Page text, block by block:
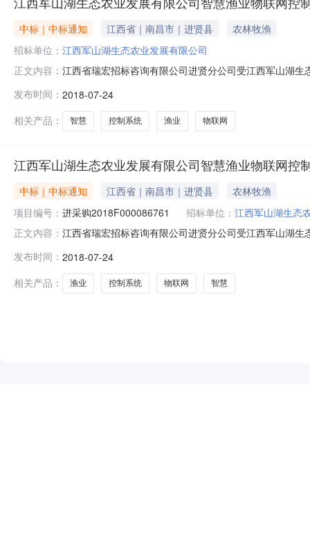
中标｜中标通知 江西省｜南昌市｜进贤县
农林牧渔
招标单位： 江西军山湖生态农业发展有限公司
正文内容： 江西省瑞宏招标咨询有限公司进贤分公司受江西军山湖
县公共资源交易中心负一楼2号开标室举行。经磋商小组
2018F000
发布时间： 2018-07-24
相关产品：
智慧 控制系统 渔业 物联网
江西军山湖生态农业发展有限公司智慧渔业物联网控
中标｜中标通知 江西省｜南昌市｜进贤县
农林牧渔
项目编号： 进采购2018F000086761 招标单位： 江西军山湖生态
正文内容： 江西省瑞宏招标咨询有限公司进贤分公司受江西军山湖
县公共资源交易中心负一楼2号开标室举行。经磋商小组
2018F000
发布时间： 2018-07-24
相关产品：
渔业 控制系统 物联网 智慧